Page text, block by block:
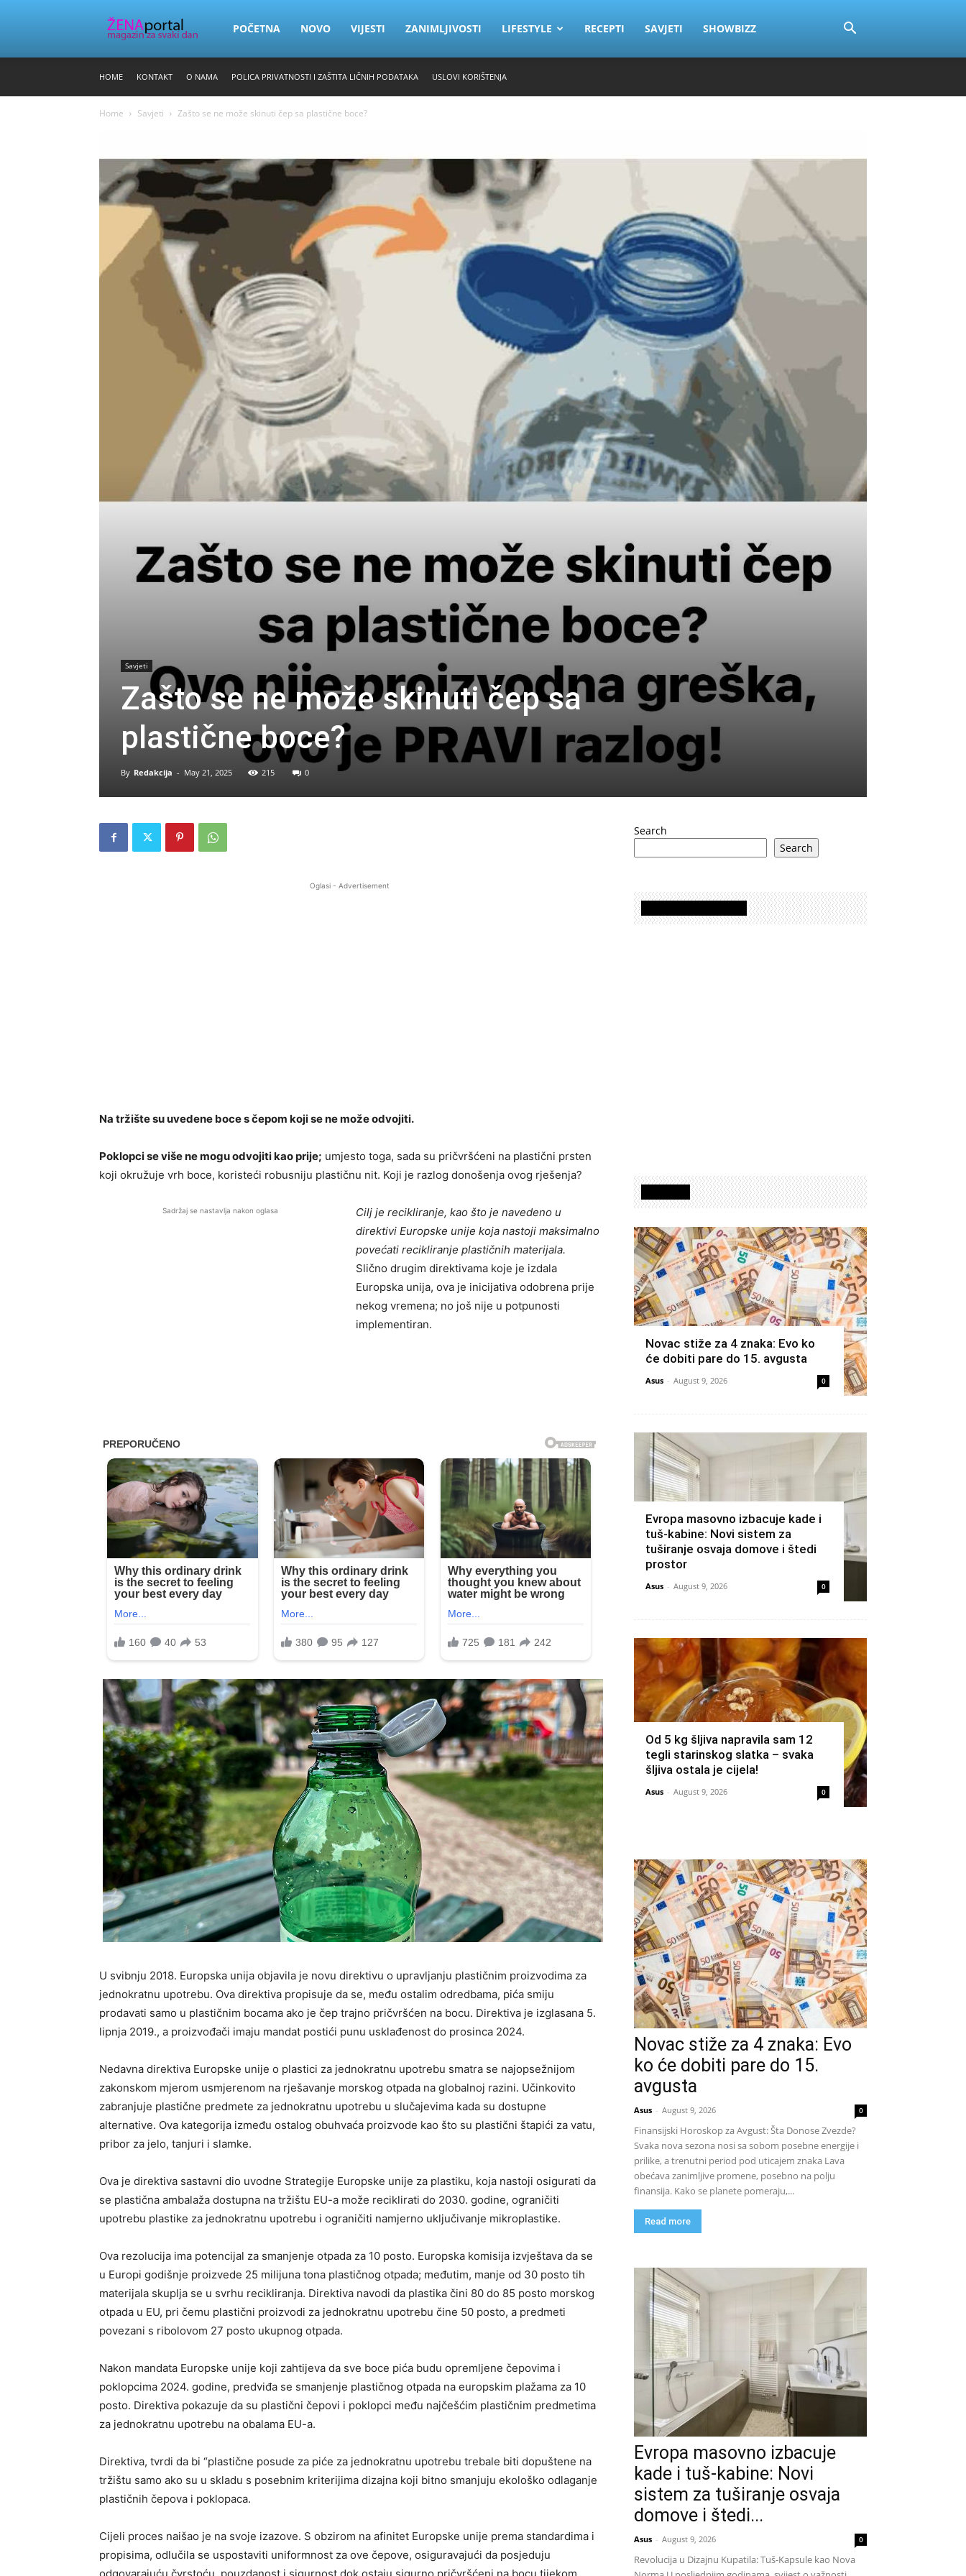
Zena
POČETNA NOVO VIJESTI ZANIMLJIVOSTI LIFESTYLE RECEPTI SAVJETI SHOWBIZZ
HOME KONTAKT O NAMA POLICA PRIVATNOSTI I ZAŠTITA LIČNIH PODATAKA USLOVI KORIŠTENJA
Home Savjeti Zašto se ne može skinuti čep sa plastične boce?
Savjeti
Zašto se ne može skinuti čep sa
plastične boce?
By Redakcija - May 21, 2025 215 0
Oglasi - Advertisement
Na tržište su uvedene boce s čepom koji se ne može odvojiti.
Poklopci se više ne mogu odvojiti kao prije; umjesto toga, sada su pričvršćeni na plastični prsten
koji okružuje vrh boce, koristeći robusniju plastičnu nit. Koji je razlog donošenja ovog rješenja?
Sadržaj se nastavlja nakon oglasa
Cilj je recikliranje, kao što je navedeno u
direktivi Europske unije koja nastoji maksimalno
povećati recikliranje plastičnih materijala.
Slično drugim direktivama koje je izdala
Europska unija, ova je inicijativa odobrena prije
nekog vremena; no još nije u potpunosti
implementiran.
U svibnju 2018. Europska unija objavila je novu direktivu o upravljanju plastičnim proizvodima za
jednokratnu upotrebu. Ova direktiva propisuje da se, među ostalim odredbama, pića smiju
prodavati samo u plastičnim bocama ako je čep trajno pričvršćen na bocu. Direktiva je izglasana 5.
lipnja 2019., a proizvođači imaju mandat postići punu usklađenost do prosinca 2024.
Nedavna direktiva Europske unije o plastici za jednokratnu upotrebu smatra se najopsežnijom
zakonskom mjerom usmjerenom na rješavanje morskog otpada na globalnoj razini. Učinkovito
zabranjuje plastične predmete za jednokratnu upotrebu u slučajevima kada su dostupne
alternative. Ova kategorija između ostalog obuhvaća proizvode kao što su plastični štapići za vatu,
pribor za jelo, tanjuri i slamke.
Ova je direktiva sastavni dio uvodne Strategije Europske unije za plastiku, koja nastoji osigurati da
se plastična ambalaža dostupna na tržištu EU-a može reciklirati do 2030. godine, ograničiti
upotrebu plastike za jednokratnu upotrebu i ograničiti namjerno uključivanje mikroplastike.
Ova rezolucija ima potencijal za smanjenje otpada za 10 posto. Europska komisija izvještava da se
u Europi godišnje proizvede 25 milijuna tona plastičnog otpada; međutim, manje od 30 posto tih
materijala skuplja se u svrhu recikliranja. Direktiva navodi da plastika čini 80 do 85 posto morskog
otpada u EU, pri čemu plastični proizvodi za jednokratnu upotrebu čine 50 posto, a predmeti
povezani s ribolovom 27 posto ukupnog otpada.
Nakon mandata Europske unije koji zahtijeva da sve boce pića budu opremljene čepovima i
poklopcima 2024. godine, predviđa se smanjenje plastičnog otpada na europskim plažama za 10
posto. Direktiva pokazuje da su plastični čepovi i poklopci među najčešćim plastičnim predmetima
za jednokratnu upotrebu na obalama EU-a.
Direktiva, tvrdi da bi “plastične posude za piće za jednokratnu upotrebu trebale biti dopuštene na
tržištu samo ako su u skladu s posebnim kriterijima dizajna koji bitno smanjuju ekološko odlaganje
plastičnih čepova i poklopaca.
Cijeli proces naišao je na svoje izazove. S obzirom na afinitet Europske unije prema standardima i
propisima, odlučila se uspostaviti uniformnost za ove čepove, osiguravajući da posjeduju
Search
Search
Novac stiže za 4 znaka: Evo ko
će dobiti pare do 15. avgusta
Asus - August 9, 2026 0
Evropa masovno izbacuje kade i
tuš-kabine: Novi sistem za
tuširanje osvaja domove i štedi
prostor
Asus - August 9, 2026 0
Od 5 kg šljiva napravila sam 12
tegli starinskog slatka – svaka
šljiva ostala je cijela!
Asus - August 9, 2026 0
Novac stiže za 4 znaka: Evo
ko će dobiti pare do 15.
avgusta
Asus - August 9, 2026 0
Finansijski Horoskop za Avgust: Šta Donose Zvezde?
Svaka nova sezona nosi sa sobom posebne energije i
prilike, a trenutni period pod uticajem znaka Lava
obećava zanimljive promene, posebno na polju
finansija. Kako se planete pomeraju,...
Read more
Evropa masovno izbacuje
kade i tuš-kabine: Novi
sistem za tuširanje osvaja
domove i štedi...
Asus - August 9, 2026 0
Revolucija u Dizajnu Kupatila: Tuš-Kapsule kao Nova